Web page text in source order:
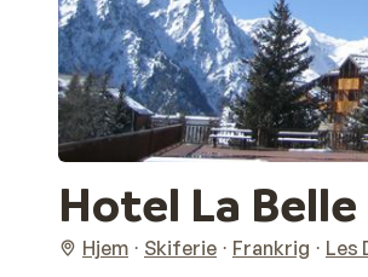
Hotel La
Hjem Skiferie Frankrig Les